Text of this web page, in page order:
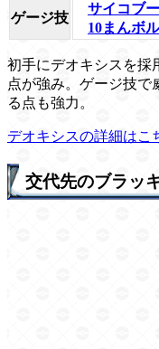
ゲージ技
サイコブ
10まんボ
初手にデオキシスを採
点が強み。ゲージ技で
る点も強力。
デオキシスの詳細はこ
交代先のブラッ